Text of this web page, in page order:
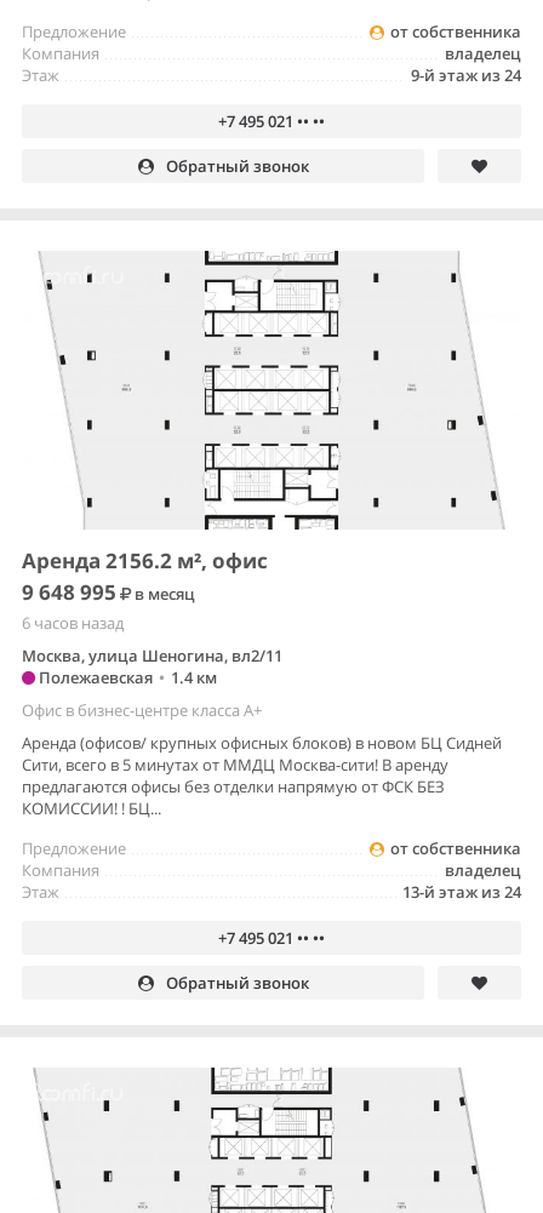
от собственника
Предложение
владелец
Компания
9-й этаж из 24
Этаж
+7 495 021 •• ••
Обратный звонок
Аренда 2156.2 м², офис
9 648 995
в месяц
6 часов назад
Москва, улица Шеногина, вл2/11
Полежаевская • 1.4 км
Офис в бизнес-центре класса A+
Аренда (офисов/ крупных офисных блоков) в новом БЦ Сидней
Сити, всего в 5 минутах от ММДЦ Москва-сити! В аренду
предлагаются офисы без отделки напрямую от ФСК БЕЗ
КОМИССИИ! ! БЦ...
от собственника
Предложение
владелец
Компания
13-й этаж из 24
Этаж
+7 495 021 •• ••
Обратный звонок